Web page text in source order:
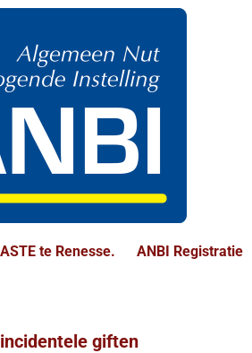
te Renesse. ANBI Registratie
giften